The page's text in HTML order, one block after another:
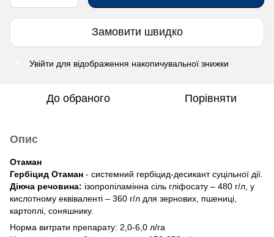
Замовити швидко
Увійти для відображення накопичувальної знижки
До обраного Порівняти
Опис
Отаман
Гербіцид Отаман - системний гербіцид-десикант суцільної дії.
Діюча речовина: ізопропіламінна сіль гліфосату – 480 г/л, у
кислотному еквіваленті – 360 г/л для зернових, пшениці,
картоплі, соняшнику.
Норма витрати препарату: 2,0-6,0 л/га